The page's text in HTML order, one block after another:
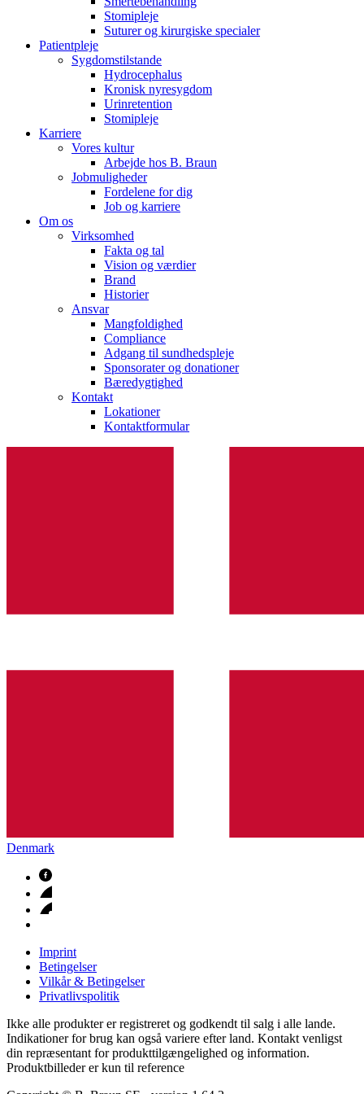
Stomipleje
Suturer og kirurgiske specialer
Patientpleje
Sygdomstilstande
Hydrocephalus
Kronisk nyresygdom
Urinretention
Stomipleje
Karriere
Vores kultur
Arbejde hos B. Braun
Jobmuligheder
Fordelene for dig
Job og karriere
Om os
Virksomhed
Fakta og tal
Vision og værdier
Brand
Historier
Ansvar
Mangfoldighed
Compliance
Adgang til sundhedspleje
Sponsorater og donationer
Bæredygtighed
Kontakt
Lokationer
Kontaktformular
Denmark
Imprint
Betingelser
Vilkår & Betingelser
Privatlivspolitik
Ikke alle produkter er registreret og godkendt til salg i alle lande.
Indikationer for brug kan også variere efter land. Kontakt venligst
din repræsentant for produkttilgængelighed og information.
Produktbilleder er kun til reference